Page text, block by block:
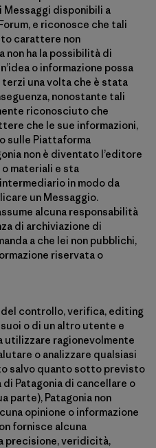
disponibili a
e riconosce che tali
carattere non
non ha la possibilità di
o informazione possa
una volta che è stata
nonostante tali
riconosciuto che
che le sue informazioni,
sulle Piattaforma
non è diventato l’editore
materiali e sta
in modo da
un Messaggio.
alcuna responsabilità
di archiviazione di
a che lei non pubblichi,
riservata o
del controllo, verifica, editing
o di un altro utente e
ragionevolmente
o analizzare qualsiasi
salvo quanto sotto previsto
Patagonia di cancellare o
parte), Patagonia non
opinione o informazione
fornisce alcuna
precisione, veridicità,